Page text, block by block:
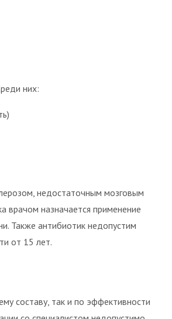
них:
недостаточным мозговым
врачом назначается применение
Также антибиотик недопустим
от 15 лет.
составу, так и по эффективности